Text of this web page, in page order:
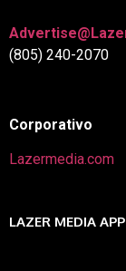
(805) 240-2070
Corporativo
Lazermedia.com
LAZER MEDIA APP